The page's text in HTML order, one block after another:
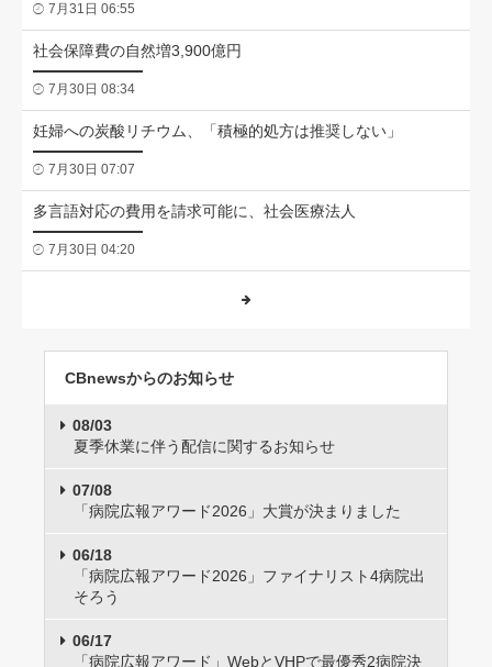
7月31日 06:55
社会保障費の自然増3,900億円
7月30日 08:34
妊婦への炭酸リチウム、「積極的処方は推奨しない」
7月30日 07:07
多言語対応の費用を請求可能に、社会医療法人
7月30日 04:20
CBnewsからのお知らせ
08/03
夏季休業に伴う配信に関するお知らせ
07/08
「病院広報アワード2026」大賞が決まりました
06/18
「病院広報アワード2026」ファイナリスト4病院出
そろう
06/17
「病院広報アワード」WebとVHPで最優秀2病院決